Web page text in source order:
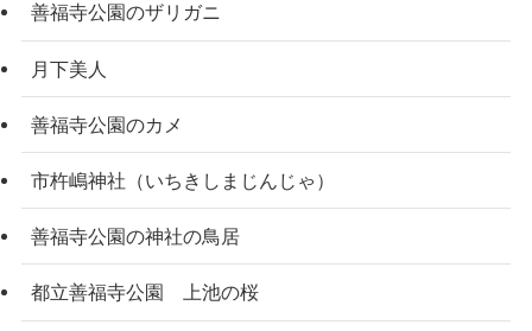
善福寺公園のザリガニ
月下美人
善福寺公園のカメ
市杵嶋神社（いちきしまじんじゃ）
善福寺公園の神社の鳥居
都立善福寺公園 上池の桜